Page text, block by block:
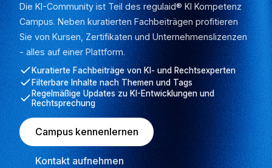
Die KI-Community ist Teil des regulaid® KI Kompetenz
Campus. Neben kuratierten Fachbeiträgen profitieren
Sie von Kursen, Zertifikaten und Unternehmenslizenzen
- alles auf einer Plattform.
Kuratierte Fachbeiträge von KI- und Rechtsexperten
Filterbare Inhalte nach Themen und Tags
Regelmäßige Updates zu KI-Entwicklungen und
Rechtsprechung
Campus kennenlernen
Kontakt aufnehmen